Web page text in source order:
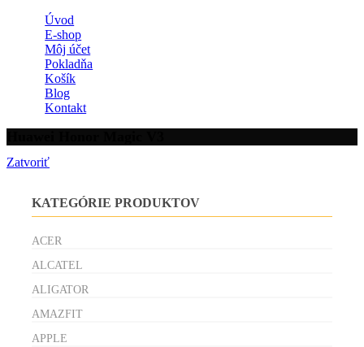
Úvod
E-shop
Môj účet
Pokladňa
Košík
Blog
Kontakt
Zatvoriť
KATEGÓRIE PRODUKTOV
ACER
ALCATEL
ALIGATOR
AMAZFIT
APPLE